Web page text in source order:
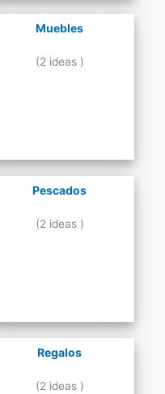
Muebles
(2 ideas )
Pescados
(2 ideas )
Regalos
(2 ideas )